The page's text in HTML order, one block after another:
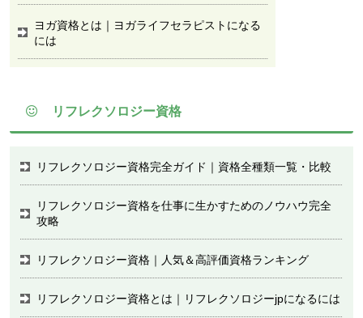
ヨガ資格とは｜ヨガライフセラピストになる
には
リフレクソロジー資格
リフレクソロジー資格完全ガイド｜資格全種類一覧・比較
リフレクソロジー資格を仕事に生かすためのノウハウ完全
攻略
リフレクソロジー資格｜人気＆高評価資格ランキング
リフレクソロジー資格とは｜リフレクソロジーjpになるには